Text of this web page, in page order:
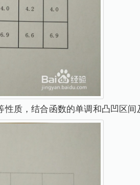
质，结合函数的单调和凸凹区间